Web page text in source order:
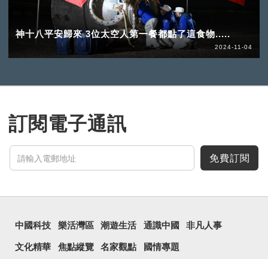
神十八平安歸來 3位太空人第一餐都點了這食物.....
2024-11-04
訂閱電子通訊
免費訂閱
中國科技 樂活灣區 潮遊生活 通識中國 非凡人事
文化精華 焦點縱覽 名家觀點 國情專題